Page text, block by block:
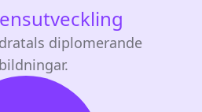
diplomerande